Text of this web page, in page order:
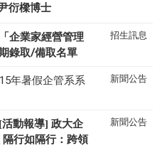
衍樑博士
「企業家經營管理
錄取/備取名單
招生訊息
年暑假企管系系
新聞公告
[活動報導] 政大企
行如隔行：跨領
新聞公告